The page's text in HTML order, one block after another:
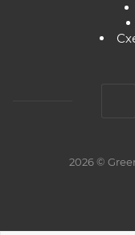
2026 ©